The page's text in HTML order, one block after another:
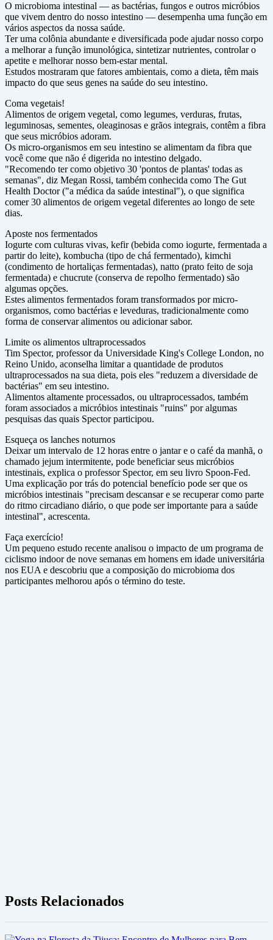
O microbioma intestinal — as bactérias, fungos e outros micróbios
que vivem dentro do nosso intestino — desempenha uma função em
vários aspectos da nossa saúde.
Ter uma colônia abundante e diversificada pode ajudar nosso corpo
a melhorar a função imunológica, sintetizar nutrientes, controlar o
apetite e melhorar nosso bem-estar mental.
Estudos mostraram que fatores ambientais, como a dieta, têm mais
impacto do que seus genes na saúde do seu intestino.
Coma vegetais!
Alimentos de origem vegetal, como legumes, verduras, frutas,
leguminosas, sementes, oleaginosas e grãos integrais, contêm a fibra
que seus micróbios adoram.
Os micro-organismos em seu intestino se alimentam da fibra que
você come que não é digerida no intestino delgado.
"Recomendo ter como objetivo 30 'pontos de plantas' todas as
semanas", diz Megan Rossi, também conhecida como The Gut
Health Doctor ("a médica da saúde intestinal"), o que significa
comer 30 alimentos de origem vegetal diferentes ao longo de sete
dias.
Aposte nos fermentados
Iogurte com culturas vivas, kefir (bebida como iogurte, fermentada a
partir do leite), kombucha (tipo de chá fermentado), kimchi
(condimento de hortaliças fermentadas), natto (prato feito de soja
fermentada) e chucrute (conserva de repolho fermentado) são
algumas opções.
Estes alimentos fermentados foram transformados por micro-
organismos, como bactérias e leveduras, tradicionalmente como
forma de conservar alimentos ou adicionar sabor.
Limite os alimentos ultraprocessados
Tim Spector, professor da Universidade King's College London, no
Reino Unido, aconselha limitar a quantidade de produtos
ultraprocessados ​​na sua dieta, pois eles "reduzem a diversidade de
bactérias" em seu intestino.
Alimentos altamente processados, ou ultraprocessados, também
foram associados a micróbios intestinais "ruins" por algumas
pesquisas das quais Spector participou.
Esqueça os lanches noturnos
Deixar um intervalo de 12 horas entre o jantar e o café da manhã, o
chamado jejum intermitente, pode beneficiar seus micróbios
intestinais, explica o professor Spector, em seu livro Spoon-Fed.
Uma explicação por trás do potencial benefício pode ser que os
micróbios intestinais "precisam descansar e se recuperar como parte
do ritmo circadiano diário, o que pode ser importante para a saúde
intestinal", acrescenta.
Faça exercício!
Um pequeno estudo recente analisou o impacto de um programa de
ciclismo indoor de nove semanas em homens em idade universitária
nos EUA e descobriu que a composição do microbioma dos
participantes melhorou após o término do teste.
Posts Relacionados